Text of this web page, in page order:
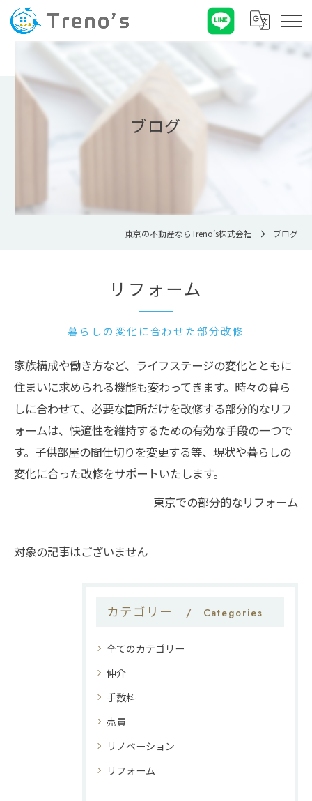
ブログ
東京の不動産ならTreno’s株式会社 ブログ
リフォーム
暮らしの変化に合わせた部分改修
家族構成や働き方など、ライフステージの変化とともに
住まいに求められる機能も変わってきます。時々の暮ら
しに合わせて、必要な箇所だけを改修する部分的なリフ
ォームは、快適性を維持するための有効な手段の一つで
す。子供部屋の間仕切りを変更する等、現状や暮らしの
変化に合った改修をサポートいたします。
東京での部分的なリフォーム
対象の記事はございません
カテゴリー Categories
全てのカテゴリー
仲介
手数料
売買
リノベーション
リフォーム